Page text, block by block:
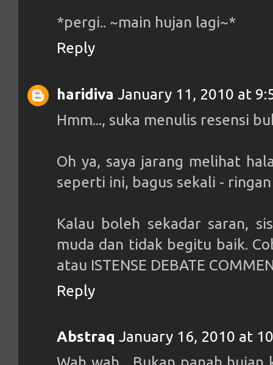
*pergi.. ~main hujan lagi~*
Reply
haridiva January 11, 2010 at
Hmm..., suka menulis resensi
Oh ya, saya jarang melihat
seperti ini, bagus sekali -
Kalau boleh sekadar saran,
muda dan tidak begitu baik.
atau ISTENSE DEBATE
Reply
Abstraq January 16, 2010 at